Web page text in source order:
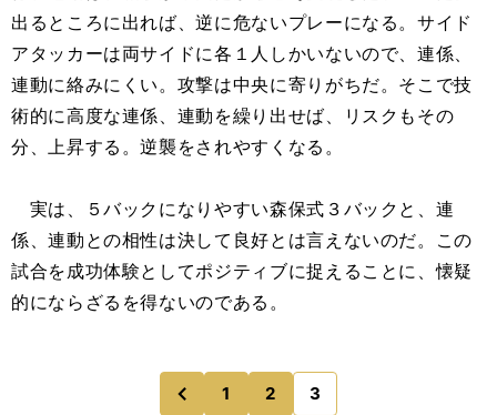
出るところに出れば、逆に危ないプレーになる。サイド
アタッカーは両サイドに各１人しかいないので、連係、
連動に絡みにくい。攻撃は中央に寄りがちだ。そこで技
術的に高度な連係、連動を繰り出せば、リスクもその
分、上昇する。逆襲をされやすくなる。
実は、５バックになりやすい森保式３バックと、連
係、連動との相性は決して良好とは言えないのだ。この
試合を成功体験としてポジティブに捉えることに、懐疑
的にならざるを得ないのである。
前
のページへ
1 2 3